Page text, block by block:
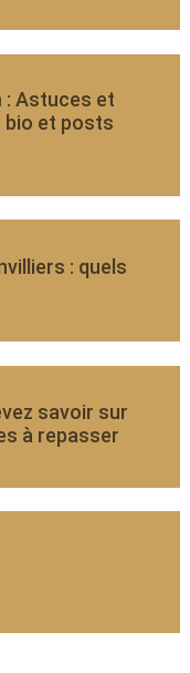
: Astuces et
bio et posts
: quels
savoir sur
à repasser